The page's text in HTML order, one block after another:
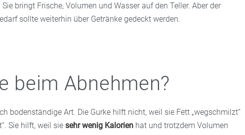
bringt Frische, Volumen und Wasser auf den Teller. Aber der
sollte weiterhin über Getränke gedeckt werden.
beim Abnehmen?
bodenständige Art. Die Gurke hilft nicht, weil sie Fett „wegschmilzt“
Sie hilft, weil sie sehr wenig Kalorienhat und trotzdem Volumen